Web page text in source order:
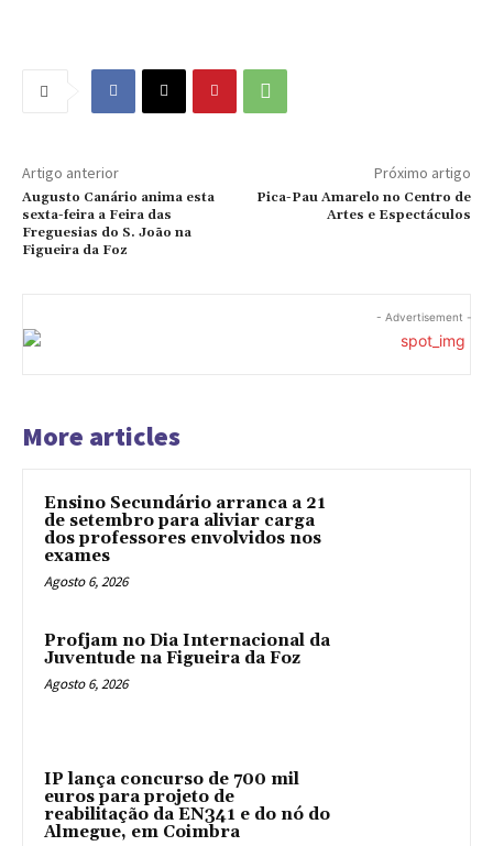
Artigo anterior
Augusto Canário anima esta
sexta-feira a Feira das
Freguesias do S. João na
Figueira da Foz
Próximo artigo
Pica-Pau Amarelo no Centro de
Artes e Espectáculos
- Advertisement -
More articles
Ensino Secundário arranca a 21
de setembro para aliviar carga
dos professores envolvidos nos
exames
Agosto 6, 2026
Profjam no Dia Internacional da
Juventude na Figueira da Foz
Agosto 6, 2026
IP lança concurso de 700 mil
euros para projeto de
reabilitação da EN341 e do nó do
Almegue, em Coimbra